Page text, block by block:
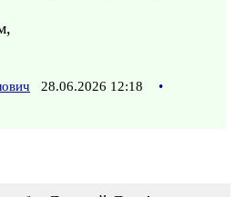
28.06.2026 12:18
•